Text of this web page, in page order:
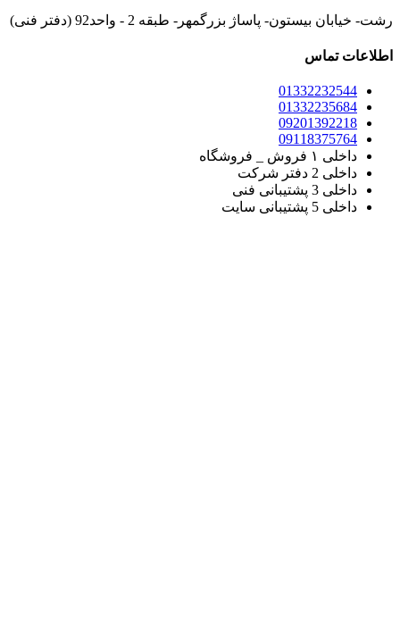
رشت- خیابان بیستون- پاساژ بزرگمهر- طبقه 2 - واحد92 (دفتر فنی)
اطلاعات تماس
01332232544
01332235684
09201392218
09118375764
داخلی ۱ فروش _ فروشگاه
داخلی 2 دفتر شرکت
داخلی 3 پشتیبانی فنی
داخلی 5 پشتیبانی سایت